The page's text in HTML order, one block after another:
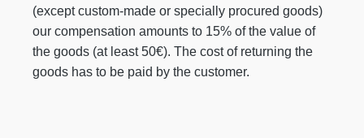
(except custom-made or specially procured goods)
our compensation amounts to 15% of the value of
the goods (at least 50€). The cost of returning the
goods has to be paid by the customer.